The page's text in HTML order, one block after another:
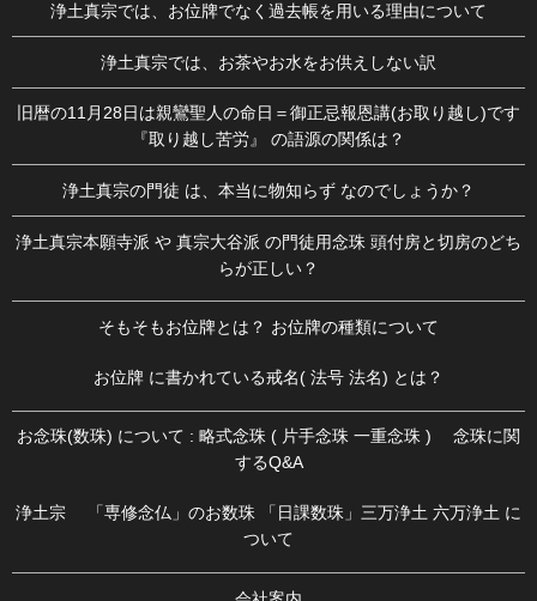
浄土真宗では、お位牌でなく過去帳を用いる理由について
浄土真宗では、お茶やお水をお供えしない訳
旧暦の11月28日は親鸞聖人の命日＝御正忌報恩講(お取り越し)です
『取り越し苦労』 の語源の関係は？
浄土真宗の門徒 は、本当に物知らず なのでしょうか？
浄土真宗本願寺派 や 真宗大谷派 の門徒用念珠 頭付房と切房のどち
らが正しい？
そもそもお位牌とは？ お位牌の種類について
お位牌 に書かれている戒名( 法号 法名) とは？
お念珠(数珠) について : 略式念珠 ( 片手念珠 一重念珠 ) 念珠に関
するQ&A
浄土宗 「専修念仏」のお数珠 「日課数珠」三万浄土 六万浄土 に
ついて